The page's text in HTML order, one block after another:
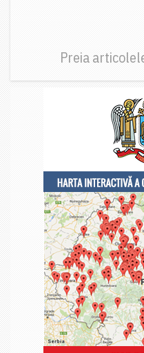
Preia